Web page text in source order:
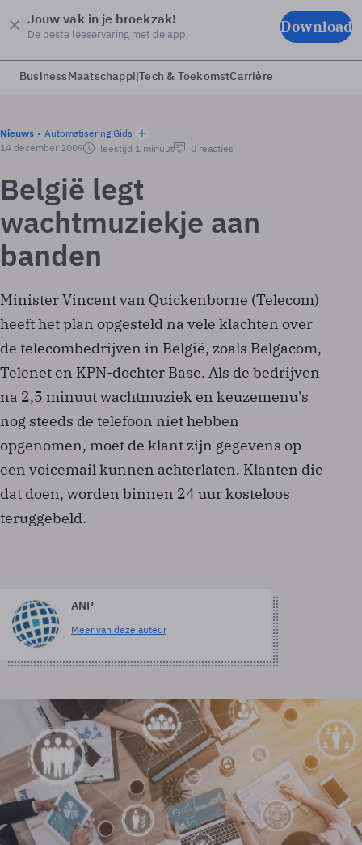
Jouw vak in je broekzak!
De beste leeservaring met de app Download
BusinessMaatschappijTech & ToekomstCarrière
Nieuws
Automatisering Gids
14 december 2009
leestijd 1 minuut 0 reacties
België legt
wachtmuziekje aan
banden
Minister Vincent van Quickenborne (Telecom)
heeft het plan opgesteld na vele klachten over
de telecombedrijven in België, zoals Belgacom,
Telenet en KPN-dochter Base. Als de bedrijven
na 2,5 minuut wachtmuziek en keuzemenu's
nog steeds de telefoon niet hebben
opgenomen, moet de klant zijn gegevens op
een voicemail kunnen achterlaten. Klanten die
dat doen, worden binnen 24 uur kosteloos
teruggebeld.
ANP
Meer van deze auteur